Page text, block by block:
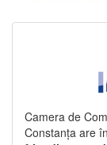
Camera de
Constanța are